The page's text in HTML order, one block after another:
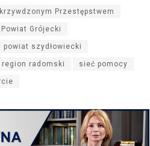
Przestępstwem
Powiat Grójecki
powiat szydłowiecki
region radomski sieć pomocy